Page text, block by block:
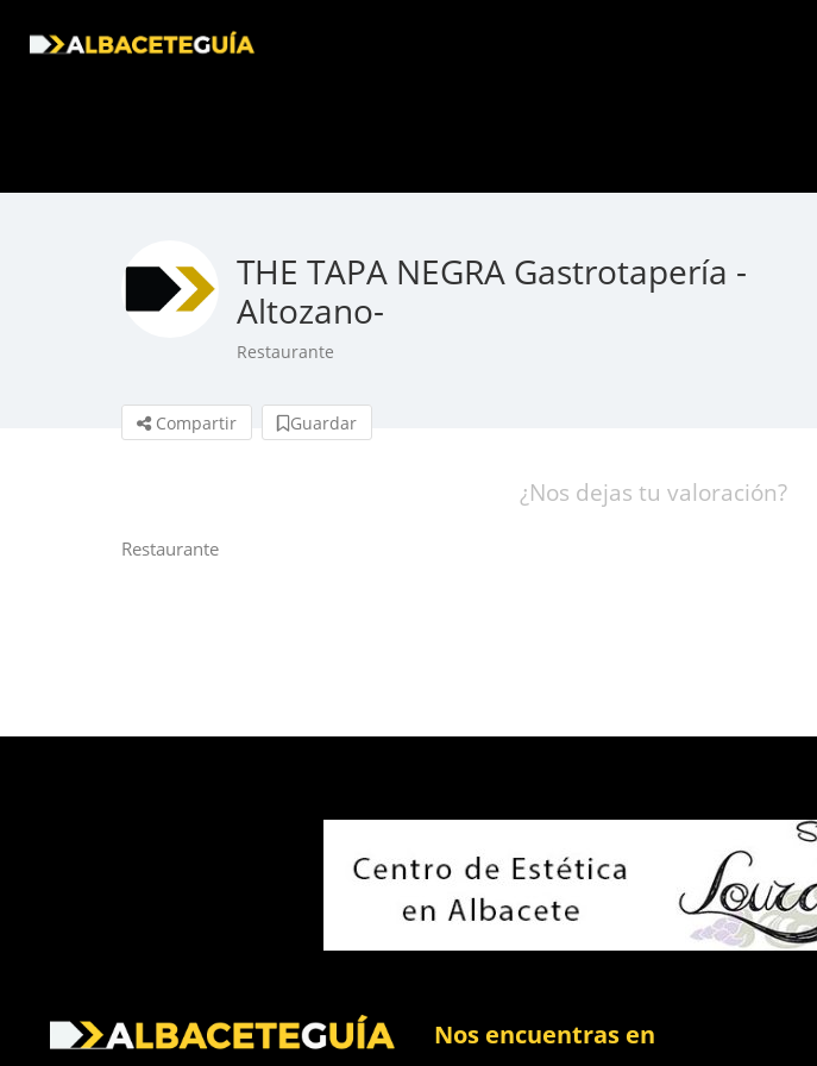
THE TAPA NEGRA Gastrotapería -
Altozano-
Restaurante
Compartir Guardar
¿Nos dejas tu valoración?
Restaurante
Nos encuentras en